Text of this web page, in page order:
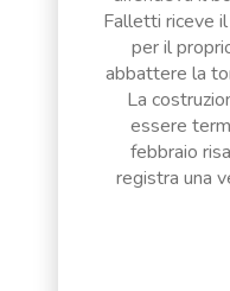
Falletti riceve
per il
abbattere la
La
essere
febbraio
registra una